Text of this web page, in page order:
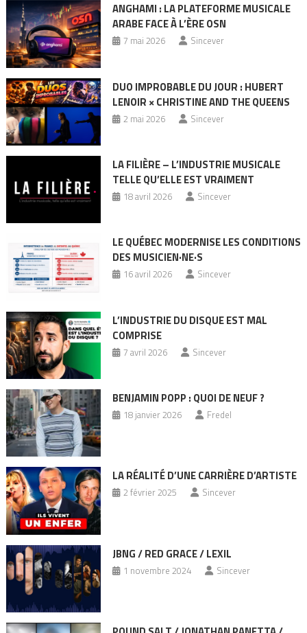
ANGHAMI : LA PLATEFORME MUSICALE
ARABE FACE À L’ÈRE OSN
7 mai 2026 Sincever
DUO IMPROBABLE DU JOUR : HUBERT
LENOIR × CHRISTINE AND THE QUEENS
2 mai 2026 Sincever
LA FILIÈRE – L’INDUSTRIE MUSICALE
TELLE QU’ELLE EST VRAIMENT
18 avril 2026 Sincever
LE QUÉBEC MODERNISE LES CONDITIONS
DES MUSICIEN·NE·S
16 avril 2026 Sincever
L’INDUSTRIE DU DISQUE EST MAL
COMPRISE
7 avril 2026 Sincever
BENJAMIN POPP : QUOI DE NEUF ?
18 janvier 2026 Fredel
LA RÉALITÉ D’UNE CARRIÈRE D’ARTISTE
2 février 2025 Sincever
JBNG / RED GRACE / LEXIL
1 novembre 2024 Sincever